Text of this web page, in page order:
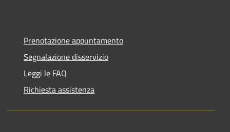
Prenotazione appuntamento
Segnalazione disservizio
Leggi le FAQ
Richiesta assistenza